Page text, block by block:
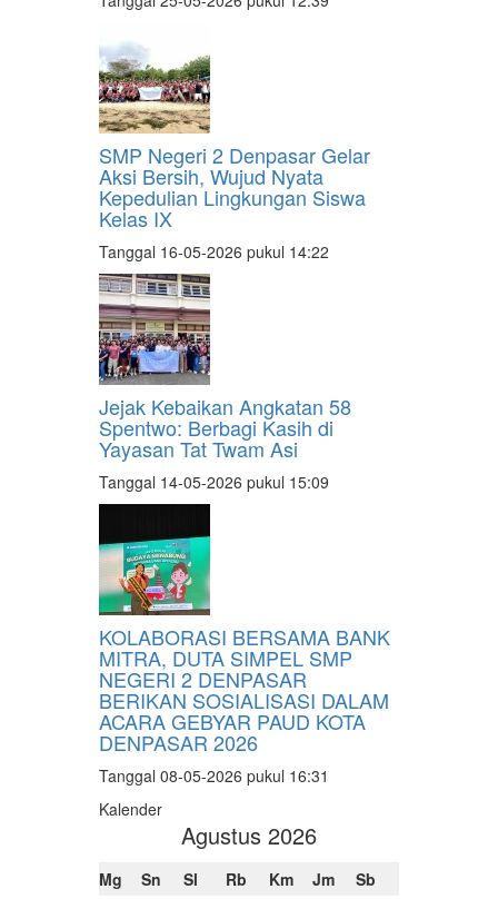
SMP Negeri 2 Denpasar Gelar
Aksi Bersih, Wujud Nyata
Kepedulian Lingkungan Siswa
Kelas IX
Tanggal 16-05-2026 pukul 14:22
Jejak Kebaikan Angkatan 58
Spentwo: Berbagi Kasih di
Yayasan Tat Twam Asi
Tanggal 14-05-2026 pukul 15:09
KOLABORASI BERSAMA BANK
MITRA, DUTA SIMPEL SMP
NEGERI 2 DENPASAR
BERIKAN SOSIALISASI DALAM
ACARA GEBYAR PAUD KOTA
DENPASAR 2026
Tanggal 08-05-2026 pukul 16:31
Kalender
Agustus 2026
Mg Sn Sl Rb Km Jm Sb